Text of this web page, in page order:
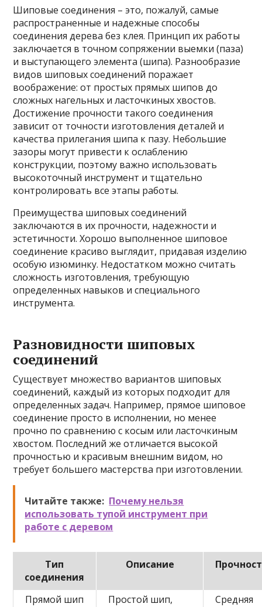
Шиповые соединения – это, пожалуй, самые
распространенные и надежные способы
соединения дерева без клея. Принцип их работы
заключается в точном сопряжении выемки (паза)
и выступающего элемента (шипа). Разнообразие
видов шиповых соединений поражает
воображение: от простых прямых шипов до
сложных нагельных и ласточкиных хвостов.
Достижение прочности такого соединения
зависит от точности изготовления деталей и
качества прилегания шипа к пазу. Небольшие
зазоры могут привести к ослаблению
конструкции, поэтому важно использовать
высокоточный инструмент и тщательно
контролировать все этапы работы.
Преимущества шиповых соединений
заключаются в их прочности, надежности и
эстетичности. Хорошо выполненное шиповое
соединение красивo выглядит, придавая изделию
особую изюминку. Недостатком можно считать
сложность изготовления, требующую
определенных навыков и специального
инструмента.
Разновидности шиповых
соединений
Существует множество вариантов шиповых
соединений, каждый из которых подходит для
определенных задач. Например, прямое шиповое
соединение просто в исполнении, но менее
прочно по сравнению с косым или ласточкиным
хвостом. Последний же отличается высокой
прочностью и красивым внешним видом, но
требует большего мастерства при изготовлении.
Читайте также: Почему нельзя
использовать тупой инструмент при
работе с деревом
Тип
соединения
Описание
Прямой шип
Простой шип,
Средняя